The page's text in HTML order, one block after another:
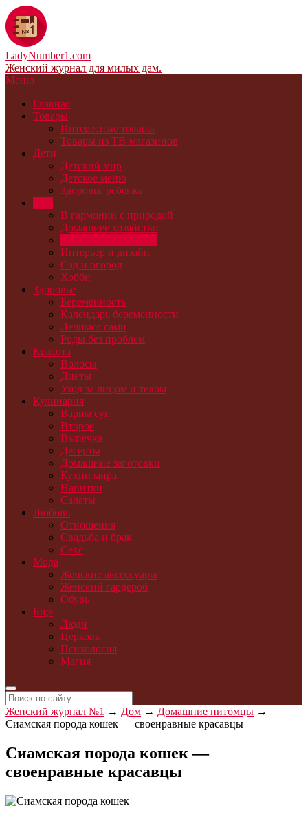
LadyNumber1.com
Женский журнал для милых дам.
Меню
Главная
Товары
Интересные товары
Товары из ТВ-магазинов
Дети
Детский мир
Детское меню
Здоровье ребенка
В гармонии с природой
Домашнее хозяйство
Интерьер и дизайн
Сад и огород
Хобби
Здоровье
Беременность
Календарь беременности
Лечимся сами
Роды без проблем
Красота
Волосы
Диеты
Уход за лицом и телом
Кулинария
Варим суп
Второе
Выпечка
Десерты
Домашние заготовки
Кухни мира
Напитки
Салаты
Любовь
Отношения
Свадьба и брак
Секс
Мода
Женские аксессуары
Женский гардероб
Обувь
Еще
Люди
Церковь
Психология
Магия
Женский журнал №1 → Дом → Домашние питомцы →
Сиамская порода кошек — своенравные красавцы
Сиамская порода кошек —
своенравные красавцы